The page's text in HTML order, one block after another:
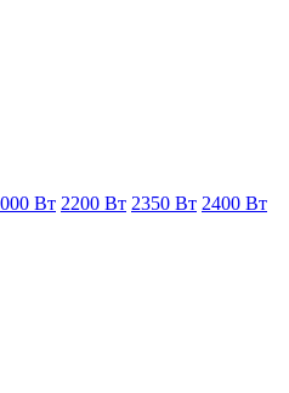
Вт 2200 Вт 2350 Вт 2400 Вт